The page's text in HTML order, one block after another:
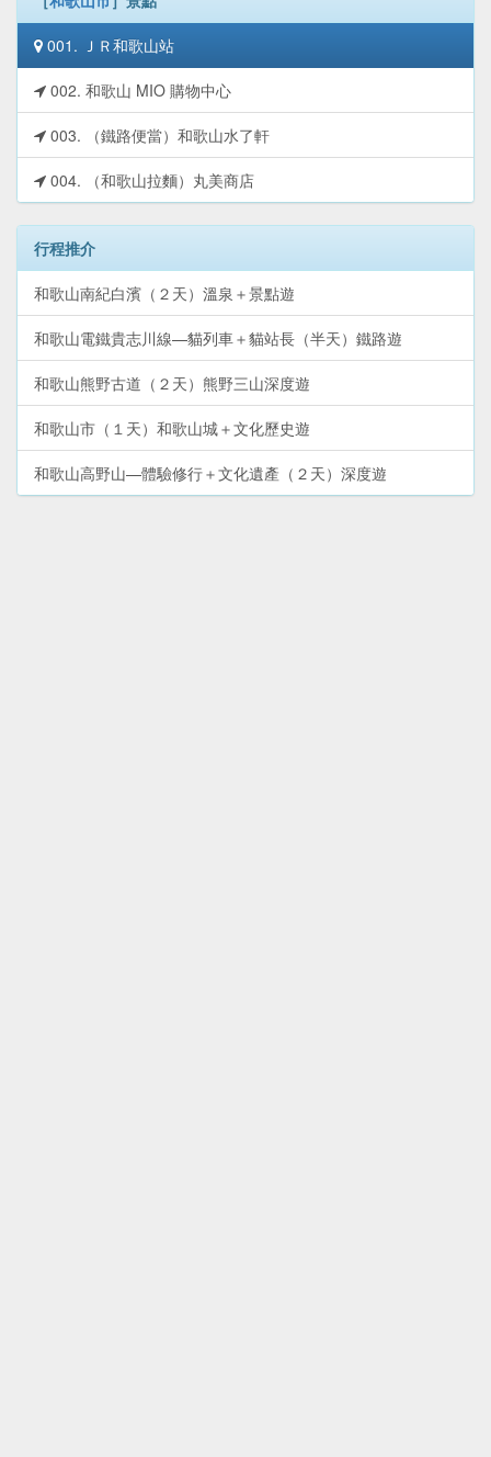
001. ＪＲ和歌山站
002. 和歌山 MIO 購物中心
003. （鐵路便當）和歌山水了軒
004. （和歌山拉麵）丸美商店
行程推介
和歌山南紀白濱（２天）溫泉＋景點遊
和歌山電鐵貴志川線—貓列車＋貓站長（半天）鐵路遊
和歌山熊野古道（２天）熊野三山深度遊
和歌山市（１天）和歌山城＋文化歷史遊
和歌山高野山—體驗修行＋文化遺產（２天）深度遊